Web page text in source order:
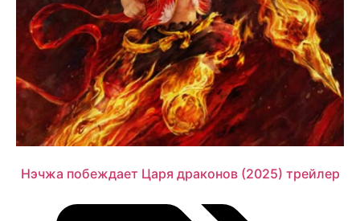
Нэчжа побеждает Царя драконов (2025) трейлер